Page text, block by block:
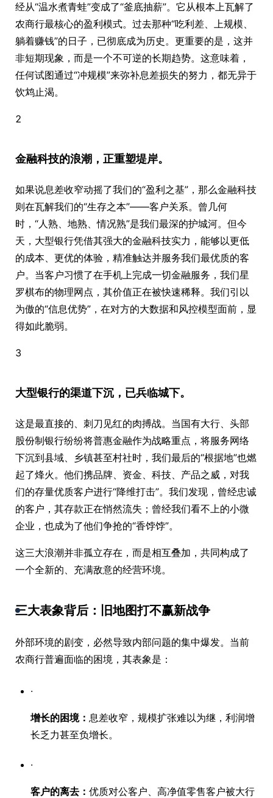
经从“温水煮青蛙”变成了“釜底抽薪”。它从根本上瓦解了
农商行最核心的盈利模式。过去那种“吃利差、上规模、
躺着赚钱”的日子，已彻底成为历史。更重要的是，这并
非短期现象，而是一个不可逆的长期趋势。这意味着，
任何试图通过“冲规模”来弥补息差损失的努力，都无异于
饮鸩止渴。
2
金融科技的浪潮，正重塑堤岸。
如果说息差收窄动摇了我们的“盈利之基”，那么金融科技
则在瓦解我们的“生存之本”——客户关系。曾几何
时，“人熟、地熟、情况熟”是我们最深的护城河。但今
天，大型银行凭借其强大的金融科技实力，能够以更低
的成本、更优的体验，精准触达并服务我们最优质的客
户。当客户习惯了在手机上完成一切金融服务，我们星
罗棋布的物理网点，其价值正在被快速稀释。我们引以
为傲的“信息优势”，在对方的大数据和风控模型面前，显
得如此脆弱。
3
大型银行的渠道下沉，已兵临城下。
这是最直接的、刺刀见红的肉搏战。当国有大行、头部
股份制银行纷纷将普惠金融作为战略重点，将服务网络
下沉到县域、乡镇甚至村社时，我们最后的“根据地”也燃
起了烽火。他们携品牌、资金、科技、产品之威，对我
们的存量优质客户进行“降维打击”。我们发现，曾经忠诚
的客户，其存款正在悄然流失；曾经我们看不上的小微
企业，也成为了他们争抢的“香饽饽”。
这三大浪潮并非孤立存在，而是相互叠加，共同构成了
一个全新的、充满敌意的经营环境。
三大表象背后：旧地图打不赢新战争
外部环境的剧变，必然导致内部问题的集中爆发。当前
农商行普遍面临的困境，其表象是：
·
增长的困境： 息差收窄，规模扩张难以为继，利润增
长乏力甚至负增长。
·
客户的离去： 优质对公客户、高净值零售客户被大行